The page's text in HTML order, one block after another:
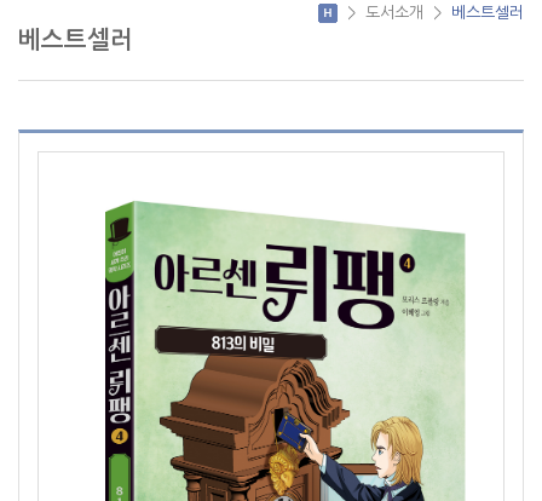
베스트셀러
> 도서소개 > 베스트셀러